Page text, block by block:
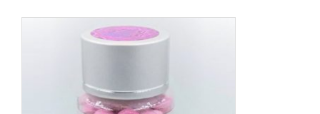
220,00 €